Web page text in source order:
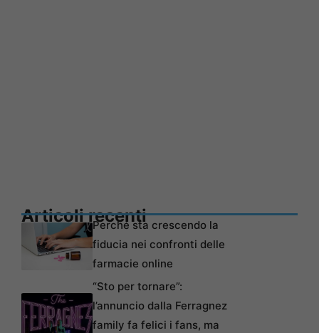
Articoli recentiPerché sta crescendo la
fiducia nei confronti delle
farmacie online
“Sto per tornare”:
l’annuncio dalla Ferragnez
family fa felici i fans, ma